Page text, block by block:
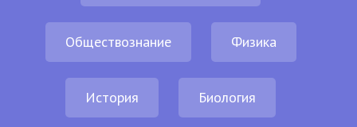
Обществознание Физика
История Биология